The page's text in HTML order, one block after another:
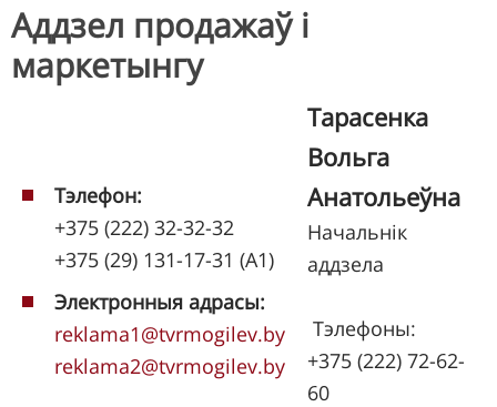
Аддзел продажаў і
маркетынгу
Тэлефон:
+375 (222) 32-32-32
+375 (29) 131-17-31 (A1)
Электронныя адрасы:
reklama1@tvrmogilev.by
reklama2@tvrmogilev.by
Тарасенка
Вольга
Анатольеўна
Начальнік
аддзела
Тэлефоны:
+375 (222) 72-62-
60